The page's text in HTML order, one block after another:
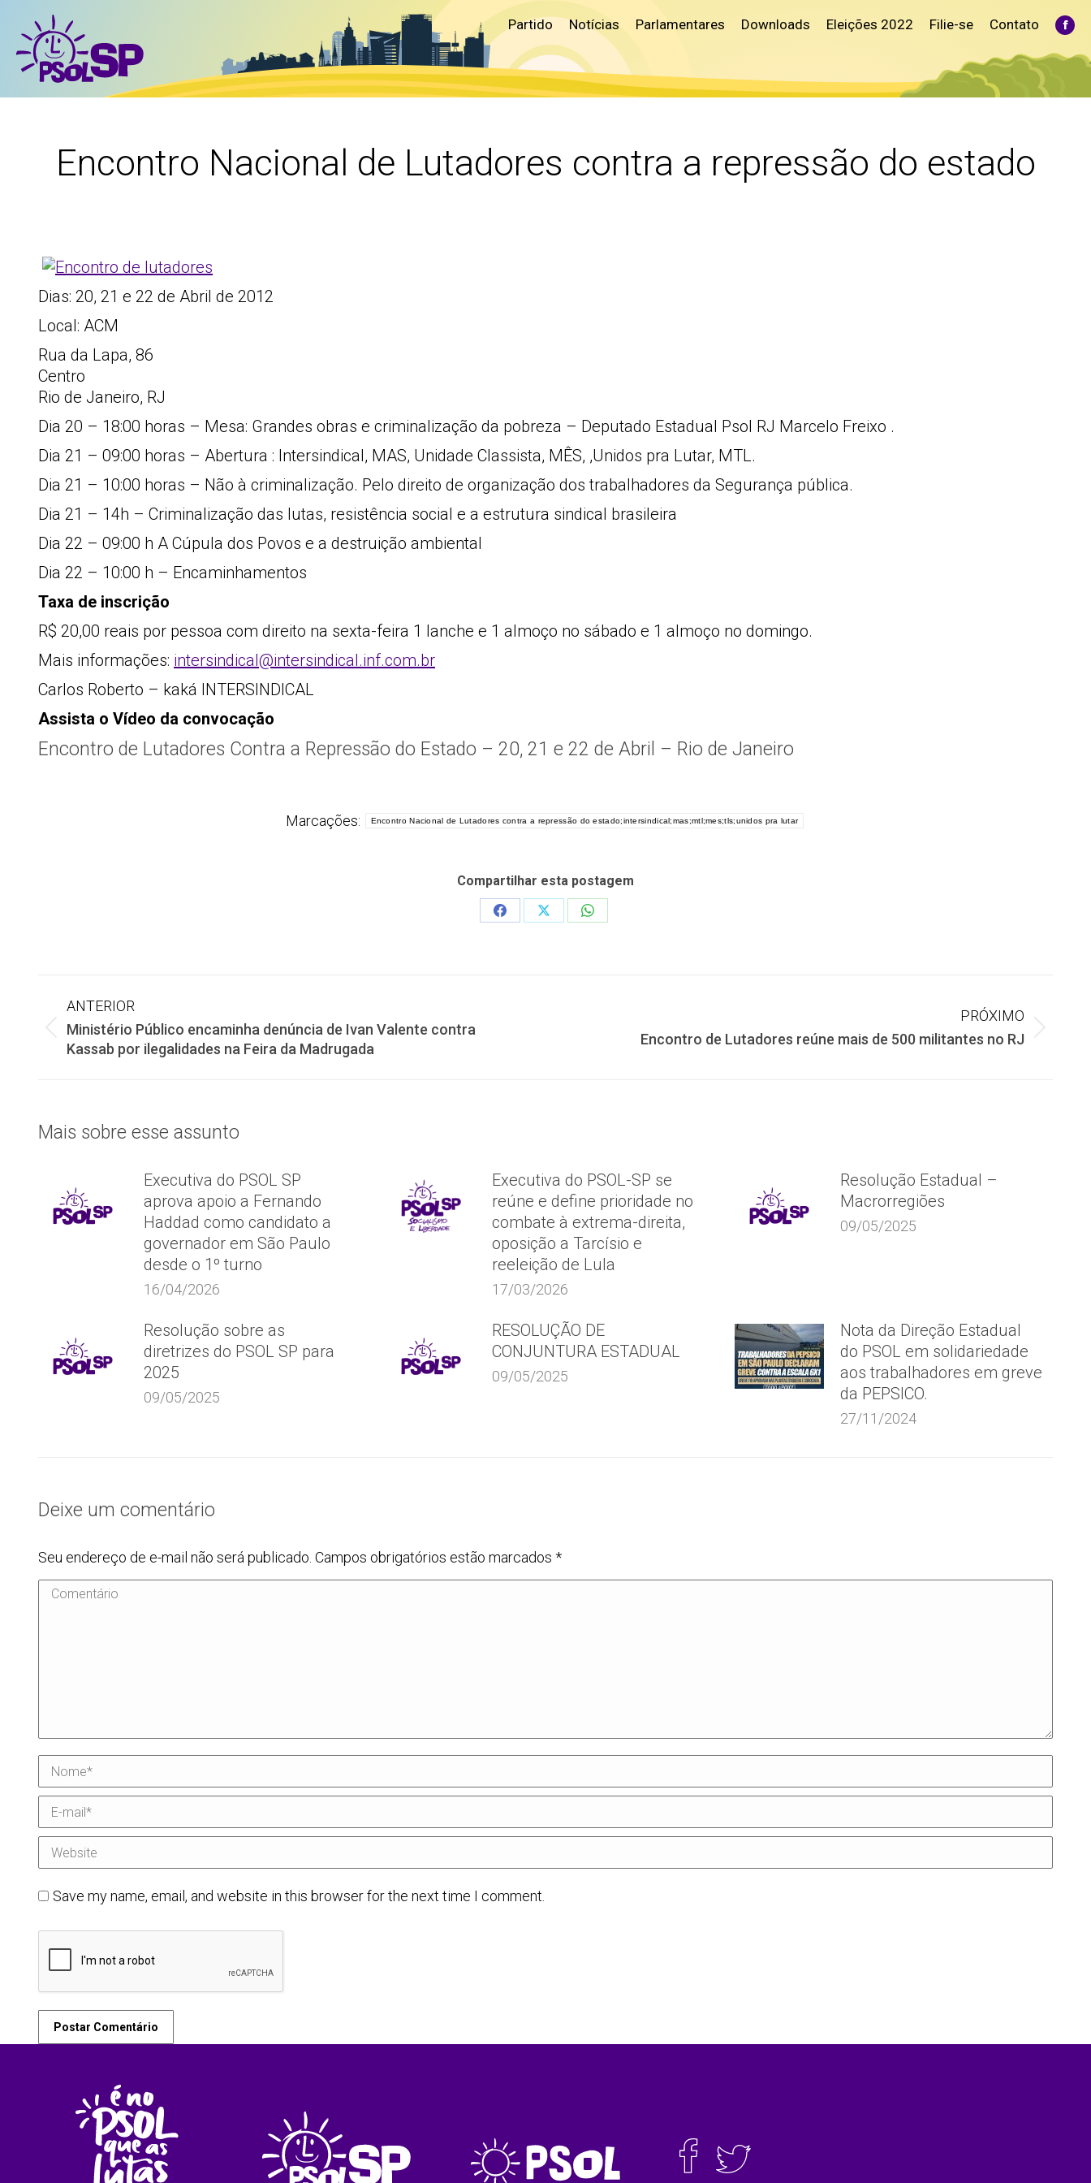
Partido Notícias Parlamentares Downloads Eleições 2022 Filie-se Contato
Encontro Nacional de Lutadores contra a repressão do estado
Dias: 20, 21 e 22 de Abril de 2012
Local: ACM
Rua da Lapa, 86
Centro
Rio de Janeiro, RJ
Dia 20 – 18:00 horas – Mesa: Grandes obras e criminalização da pobreza – Deputado Estadual Psol RJ Marcelo Freixo .
Dia 21 – 09:00 horas – Abertura : Intersindical, MAS, Unidade Classista, MÊS, ,Unidos pra Lutar, MTL.
Dia 21 – 10:00 horas – Não à criminalização. Pelo direito de organização dos trabalhadores da Segurança pública.
Dia 21 – 14h – Criminalização das lutas, resistência social e a estrutura sindical brasileira
Dia 22 – 09:00 h A Cúpula dos Povos e a destruição ambiental
Dia 22 – 10:00 h – Encaminhamentos
Taxa de inscrição
R$ 20,00 reais por pessoa com direito na sexta-feira 1 lanche e 1 almoço no sábado e 1 almoço no domingo.
Mais informações: intersindical@intersindical.inf.com.br
Carlos Roberto – kaká INTERSINDICAL
Assista o Vídeo da convocação
Encontro de Lutadores Contra a Repressão do Estado – 20, 21 e 22 de Abril – Rio de Janeiro
Marcações: Encontro Nacional de Lutadores contra a repressão do estado;intersindical;mas;mtl;mes;tls;unidos pra lutar
Compartilhar esta postagem
Share
Share
Share
Navegação
de
ANTERIOR
Post
anterior:
Ministério Público encaminha denúncia de Ivan Valente contra
Kassab por ilegalidades na Feira da Madrugada
PRÓXIMO
Encontro de Lutadores reúne mais de 500 militantes no RJ
Mais sobre esse assunto
Executiva do PSOL SP
aprova apoio a Fernando
Haddad como candidato a
governador em São Paulo
desde o 1º turno
16/04/2026
Executiva do PSOL-SP se
reúne e define prioridade no
combate à extrema-direita,
oposição a Tarcísio e
reeleição de Lula
17/03/2026
Resolução Estadual –
Macrorregiões
09/05/2025
Resolução sobre as
diretrizes do PSOL SP para
2025
09/05/2025
RESOLUÇÃO DE
CONJUNTURA ESTADUAL
09/05/2025
Nota da Direção Estadual
do PSOL em solidariedade
aos trabalhadores em greve
da PEPSICO.
27/11/2024
Deixe um comentário
Seu endereço de e-mail não será publicado. Campos obrigatórios estão marcados *
Comentário
Nome *
E-mail *
Website
Save my name, email, and website in this browser for the next time I comment.
Postar Comentário